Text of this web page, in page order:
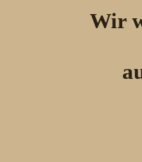
Wir